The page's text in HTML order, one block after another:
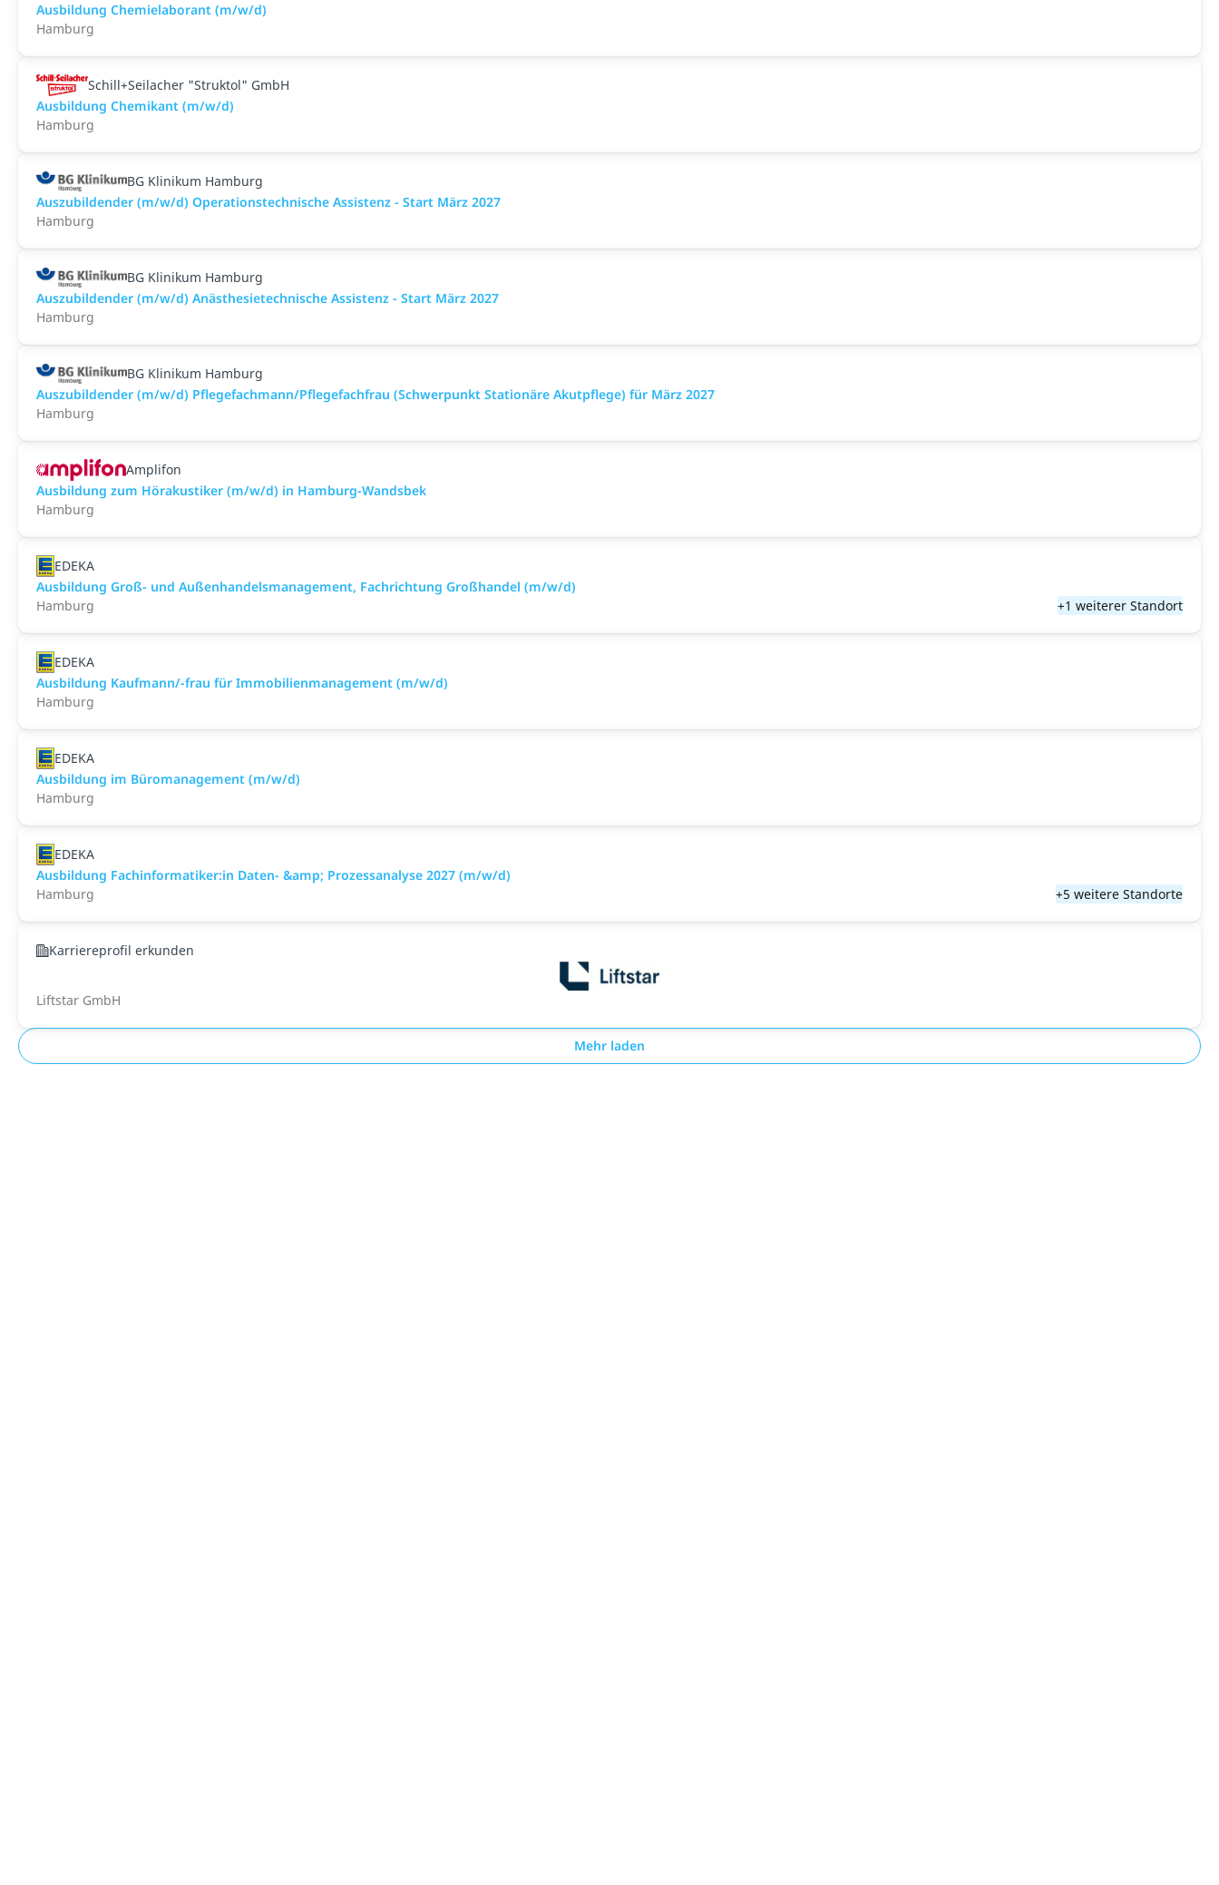
Ausbildung Chemielaborant (m/w/d)
Hamburg
Schill+Seilacher "Struktol" GmbH
Ausbildung Chemikant (m/w/d)
Hamburg
BG Klinikum Hamburg
Auszubildender (m/w/d) Operationstechnische Assistenz - Start März 2027
Hamburg
BG Klinikum Hamburg
Auszubildender (m/w/d) Anästhesietechnische Assistenz - Start März 2027
Hamburg
BG Klinikum Hamburg
Auszubildender (m/w/d) Pflegefachmann/Pflegefachfrau (Schwerpunkt Stationäre Akutpflege) für März 2027
Hamburg
Amplifon
Ausbildung zum Hörakustiker (m/w/d) in Hamburg-Wandsbek
Hamburg
EDEKA
Ausbildung Groß- und Außenhandelsmanagement, Fachrichtung Großhandel (m/w/d)
Hamburg
+1 weiterer Standort
EDEKA
Ausbildung Kaufmann/-frau für Immobilienmanagement (m/w/d)
Hamburg
EDEKA
Ausbildung im Büromanagement (m/w/d)
Hamburg
EDEKA
Ausbildung Fachinformatiker:in Daten- &amp; Prozessanalyse 2027 (m/w/d)
Hamburg
+5 weitere Standorte
Karriereprofil erkunden
Liftstar GmbH
Mehr laden